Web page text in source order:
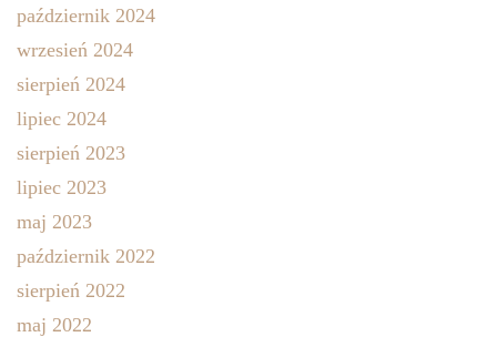
październik 2024
wrzesień 2024
sierpień 2024
lipiec 2024
sierpień 2023
lipiec 2023
maj 2023
październik 2022
sierpień 2022
maj 2022